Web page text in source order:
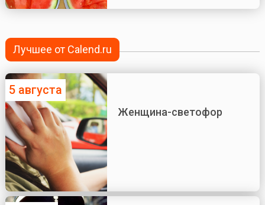
Лучшее от Calend.ru
5 августа
Женщина-светофор